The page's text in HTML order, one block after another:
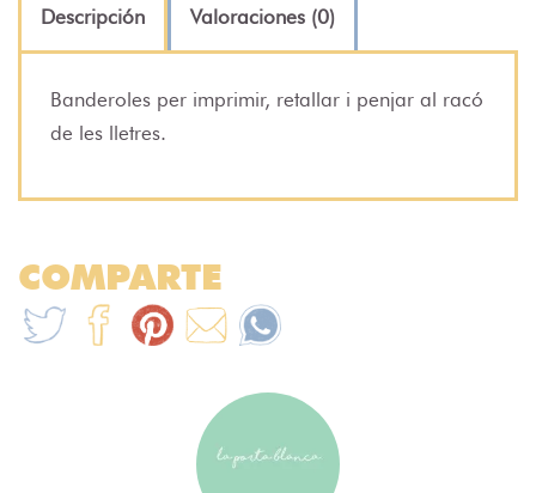
Descripción Valoraciones (0)
Banderoles per imprimir, retallar i penjar al racó
de les lletres.
COMPARTE